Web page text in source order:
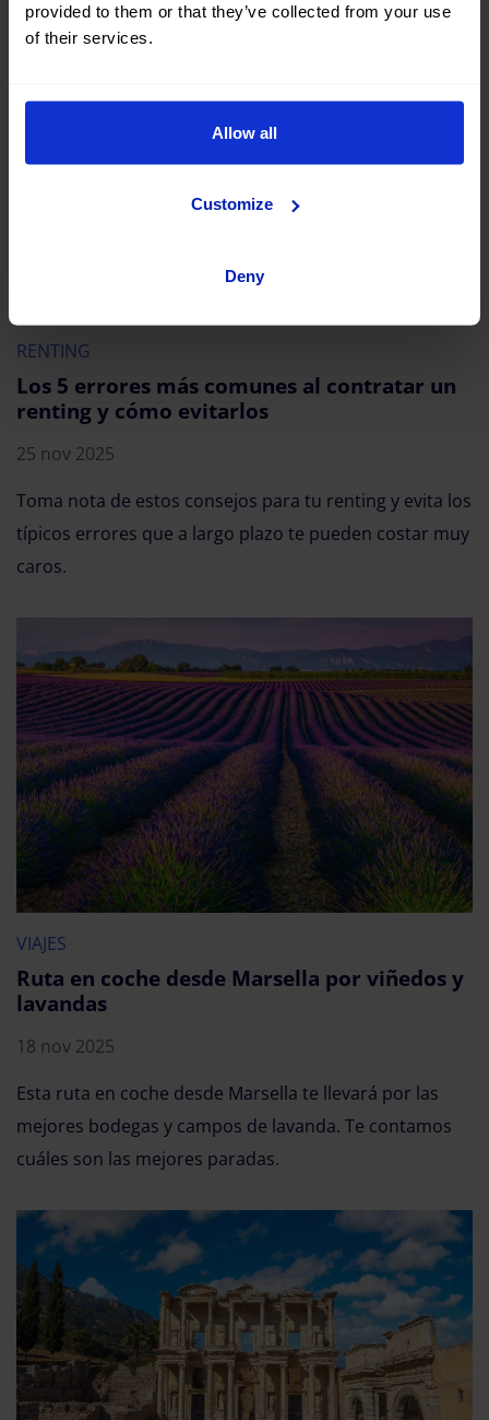
provided to them or that they’ve collected from your use
of their services.
Allow all
Customize
Deny
RENTING
Los 5 errores más comunes al contratar un
renting y cómo evitarlos
25 nov 2025
Toma nota de estos consejos para tu renting y evita los
típicos errores que a largo plazo te pueden costar muy
caros.
VIAJES
Ruta en coche desde Marsella por viñedos y
lavandas
18 nov 2025
Esta ruta en coche desde Marsella te llevará por las
mejores bodegas y campos de lavanda. Te contamos
cuáles son las mejores paradas.